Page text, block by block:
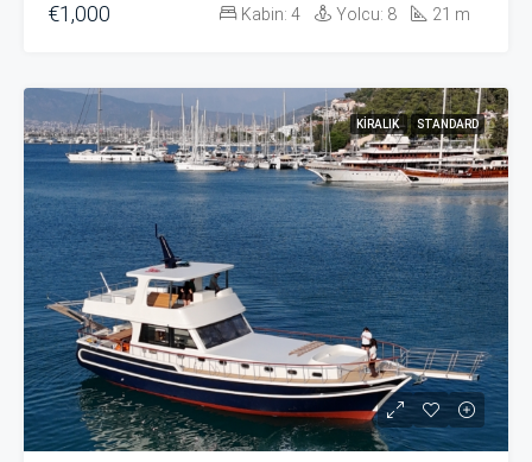
€1,000 Kabin: 4 Yolcu: 8 21 m
KIRALIK STANDARD